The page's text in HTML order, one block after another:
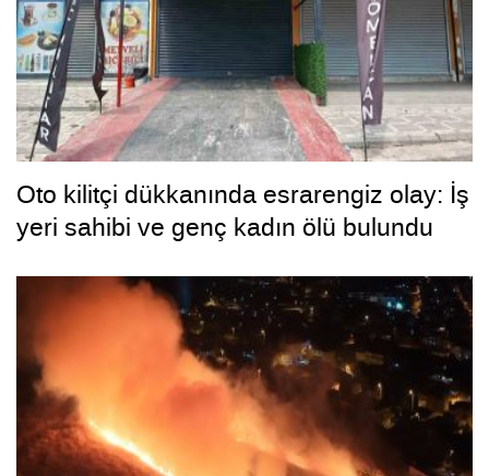
Oto kilitçi dükkanında esrarengiz olay: İş
yeri sahibi ve genç kadın ölü bulundu